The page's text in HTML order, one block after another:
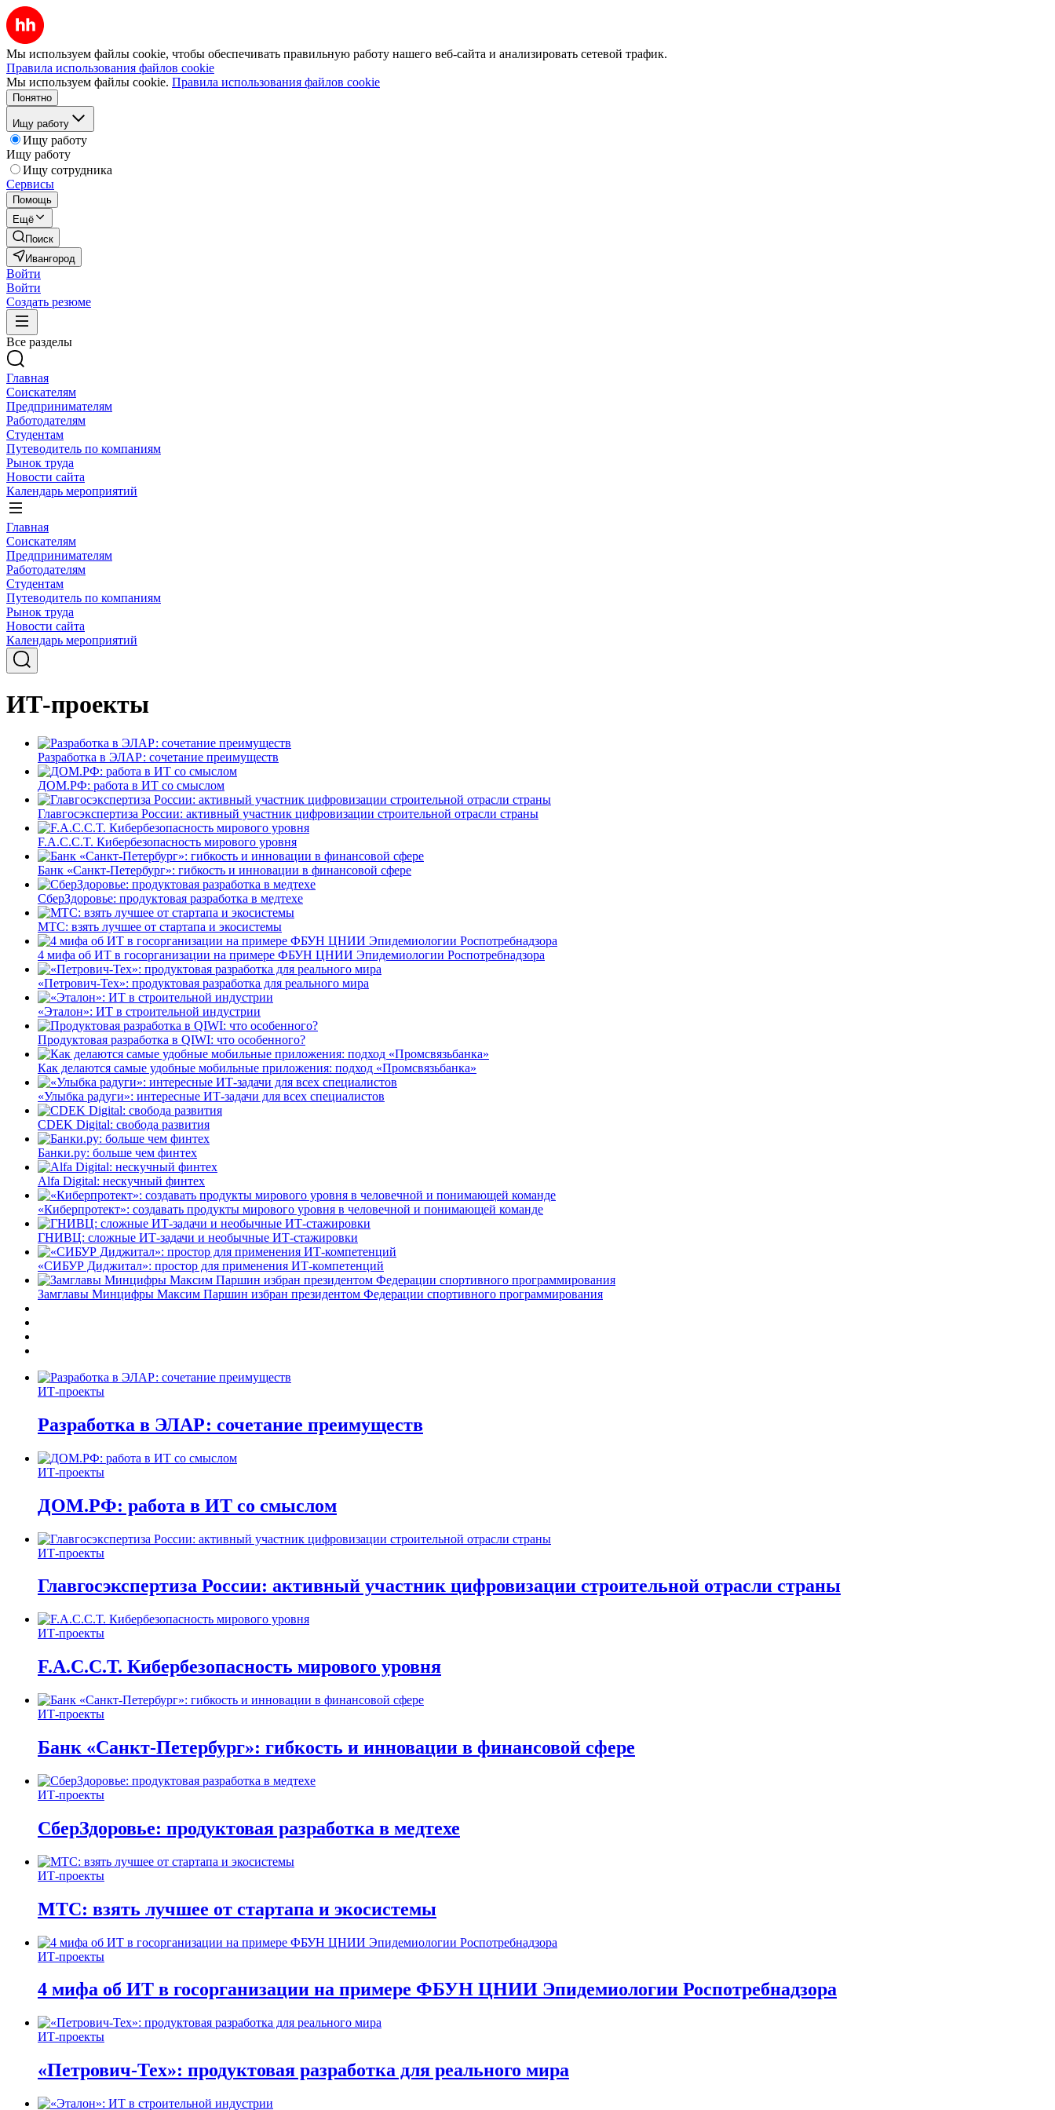
Мы используем файлы cookie, чтобы обеспечивать правильную работу нашего веб-сайта и анализировать сетевой трафик.
Правила использования файлов cookie
Мы используем файлы cookie. Правила использования файлов cookie
Понятно
Ищу работу
Ищу работу
Ищу работу
Ищу сотрудника
Сервисы
Помощь
Ещё
Поиск
Ивангород
Войти
Войти
Создать резюме
Все разделы
Главная
Соискателям
Предпринимателям
Работодателям
Студентам
Путеводитель по компаниям
Рынок труда
Новости сайта
Календарь мероприятий
Главная
Соискателям
Предпринимателям
Работодателям
Студентам
Путеводитель по компаниям
Рынок труда
Новости сайта
Календарь мероприятий
ИТ-проекты
Разработка в ЭЛАР: сочетание преимуществ
ДОМ.РФ: работа в ИТ со смыслом
Главгосэкспертиза России: активный участник цифровизации строительной отрасли страны
F.A.C.C.T. Кибербезопасность мирового уровня
Банк «Санкт-Петербург»: гибкость и инновации в финансовой сфере
СберЗдоровье: продуктовая разработка в медтехе
МТС: взять лучшее от стартапа и экосистемы
4 мифа об ИТ в госорганизации на примере ФБУН ЦНИИ Эпидемиологии Роспотребнадзора
«Петрович-Тех»: продуктовая разработка для реального мира
«Эталон»: ИТ в строительной индустрии
Продуктовая разработка в QIWI: что особенного?
Как делаются самые удобные мобильные приложения: подход «Промсвязьбанка»
«Улыбка радуги»: интересные ИТ-задачи для всех специалистов
CDEK Digital: свобода развития
Банки.ру: больше чем финтех
Alfa Digital: нескучный финтех
«Киберпротект»: создавать продукты мирового уровня в человечной и понимающей команде
ГНИВЦ: сложные ИТ‑задачи и необычные ИТ‑стажировки
«СИБУР Диджитал»: простор для применения ИТ-компетенций
Замглавы Минцифры Максим Паршин избран президентом Федерации спортивного программирования
ИТ-проекты
Разработка в ЭЛАР: сочетание преимуществ
ИТ-проекты
ДОМ.РФ: работа в ИТ со смыслом
ИТ-проекты
Главгосэкспертиза России: активный участник цифровизации строительной отрасли страны
ИТ-проекты
F.A.C.C.T. Кибербезопасность мирового уровня
ИТ-проекты
Банк «Санкт-Петербург»: гибкость и инновации в финансовой сфере
ИТ-проекты
СберЗдоровье: продуктовая разработка в медтехе
ИТ-проекты
МТС: взять лучшее от стартапа и экосистемы
ИТ-проекты
4 мифа об ИТ в госорганизации на примере ФБУН ЦНИИ Эпидемиологии Роспотребнадзора
ИТ-проекты
«Петрович-Тех»: продуктовая разработка для реального мира